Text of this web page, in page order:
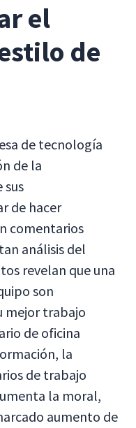
el
de
de tecnología
de la
sus
de hacer
comentarios
análisis del
revelan que una
son
mejor trabajo
de oficina
la
de trabajo
la moral,
aumento de